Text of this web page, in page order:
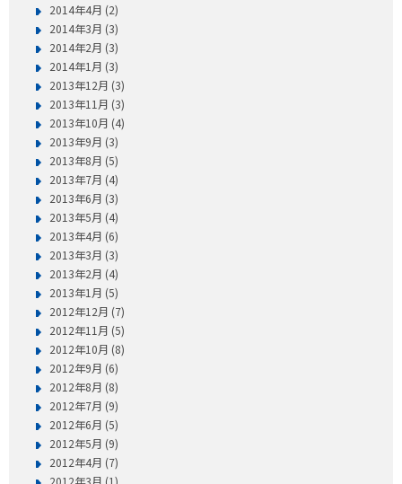
2014年4月 (2)
2014年3月 (3)
2014年2月 (3)
2014年1月 (3)
2013年12月 (3)
2013年11月 (3)
2013年10月 (4)
2013年9月 (3)
2013年8月 (5)
2013年7月 (4)
2013年6月 (3)
2013年5月 (4)
2013年4月 (6)
2013年3月 (3)
2013年2月 (4)
2013年1月 (5)
2012年12月 (7)
2012年11月 (5)
2012年10月 (8)
2012年9月 (6)
2012年8月 (8)
2012年7月 (9)
2012年6月 (5)
2012年5月 (9)
2012年4月 (7)